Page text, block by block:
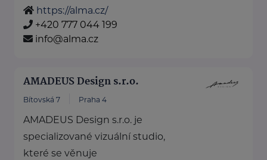
https://alma.cz/
+420 777 044 199
info@alma.cz
AMADEUS Design s.r.o.
Bítovská 7 Praha 4
AMADEUS Design s.r.o. je
specializované vizuální studio,
které se věnuje